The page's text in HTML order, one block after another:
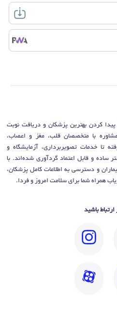
کردن بهترین پزشکان و دریافت نوبت
با متخصصان قلب، مغز و اعصاب،
تا خدمات تصویربرداری، آزمایشگاه و
و قابل اعتماد گردآوری شده‌اند. با
و دسترسی به اطلاعات کامل پزشکان،
همراه شما برای سلامت امروز و فردا.
ارتباط باشید